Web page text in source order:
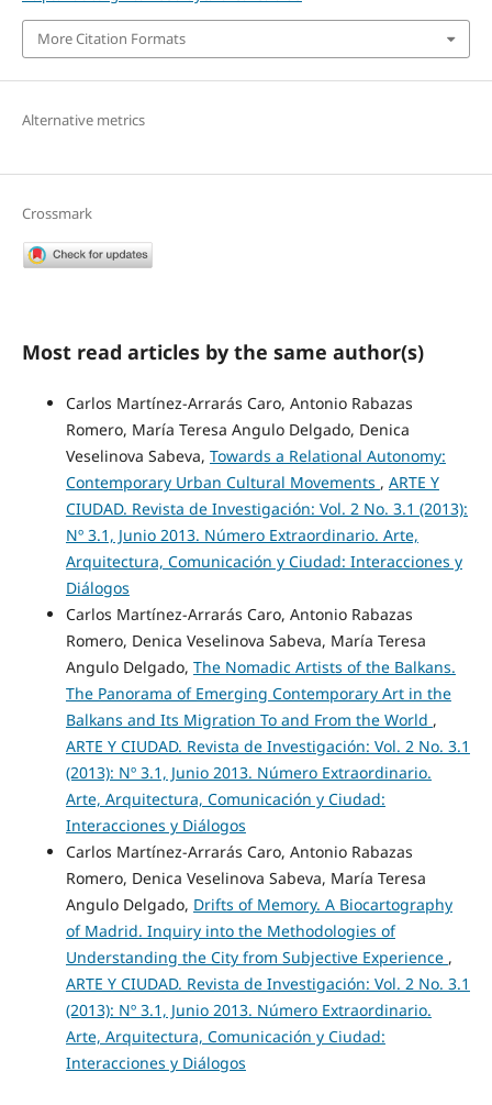
More Citation Formats
Alternative metrics
Crossmark
Most read articles by the same author(s)
Carlos Martínez-Arrarás Caro, Antonio Rabazas
Romero, María Teresa Angulo Delgado, Denica
Veselinova Sabeva, Towards a Relational Autonomy:
Contemporary Urban Cultural Movements , ARTE Y
CIUDAD. Revista de Investigación: Vol. 2 No. 3.1 (2013):
Nº 3.1, Junio 2013. Número Extraordinario. Arte,
Arquitectura, Comunicación y Ciudad: Interacciones y
Diálogos
Carlos Martínez-Arrarás Caro, Antonio Rabazas
Romero, Denica Veselinova Sabeva, María Teresa
Angulo Delgado, The Nomadic Artists of the Balkans.
The Panorama of Emerging Contemporary Art in the
Balkans and Its Migration To and From the World ,
ARTE Y CIUDAD. Revista de Investigación: Vol. 2 No. 3.1
(2013): Nº 3.1, Junio 2013. Número Extraordinario.
Arte, Arquitectura, Comunicación y Ciudad:
Interacciones y Diálogos
Carlos Martínez-Arrarás Caro, Antonio Rabazas
Romero, Denica Veselinova Sabeva, María Teresa
Angulo Delgado, Drifts of Memory. A Biocartography
of Madrid. Inquiry into the Methodologies of
Understanding the City from Subjective Experience ,
ARTE Y CIUDAD. Revista de Investigación: Vol. 2 No. 3.1
(2013): Nº 3.1, Junio 2013. Número Extraordinario.
Arte, Arquitectura, Comunicación y Ciudad:
Interacciones y Diálogos